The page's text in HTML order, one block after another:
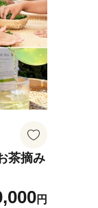
パー
ル キ
パー
茶摘み
円